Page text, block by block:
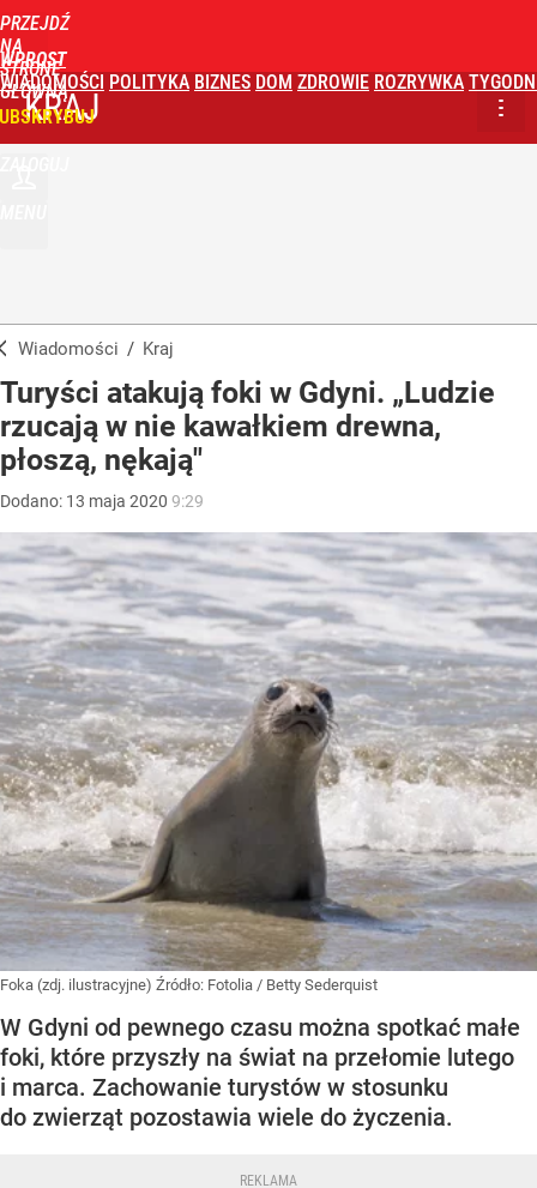
PRZEJDŹ
NA
STRONĘ
GŁÓWNĄ
WPROST
WIADOMOŚCI POLITYKA BIZNES DOM ZDROWIE ROZRYWKA
KRAJ
Wiadomości / Kraj
Turyści atakują foki w Gdyni. „Ludzie
rzucają w nie kawałkiem drewna,
płoszą, nękają"
Dodano: 13 maja 2020 9:29
Foka (zdj. ilustracyjne) Źródło: Fotolia / Betty Sederquist
W Gdyni od pewnego czasu można spotkać małe
foki, które przyszły na świat na przełomie lutego
i marca. Zachowanie turystów w stosunku
do zwierząt pozostawia wiele do życzenia.